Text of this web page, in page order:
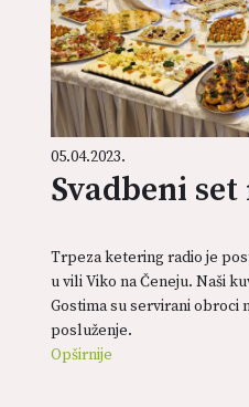
05.04.2023.
Svadbeni
Trpeza ketering radio je
u vili Viko na Čeneju. Naši
Gostima su servirani obroci
posluženje.
Opširnije